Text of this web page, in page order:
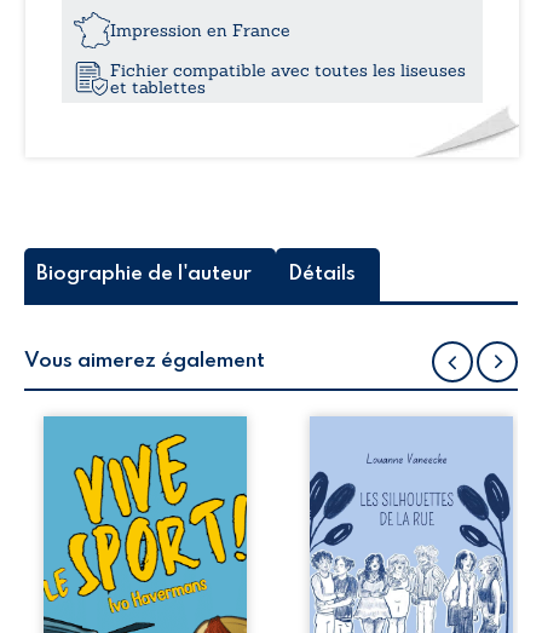
GrossinImpression en France
Fichier compatible avec toutes les liseuses
et tablettes
Biographie de l'auteur Détails
Vous aimerez également
Quand on
apprend que les
passionnés de
sport ont recours
à des produits
dopants pour
rester éveillés
devant leur écran
pendant le
déroulement des
la rue donne la
parole à six
personnages
ordinaires,
traversés par des
pensées, des
émotions et des
silences qui
pourraient